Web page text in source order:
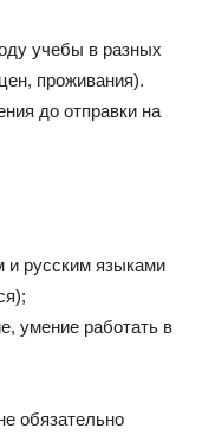
учебы в разных
проживания).
до отправки на
и русским языками
умение работать в
обязательно